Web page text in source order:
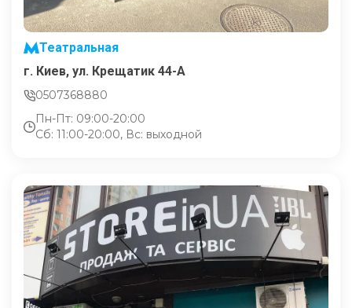
Театральная
г. Киев, ул. Крещатик 44-А
0507368880
Пн-Пт: 09:00-20:00
Сб: 11:00-20:00, Вс: выходной